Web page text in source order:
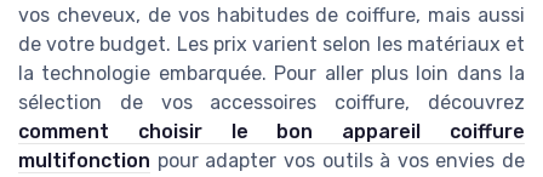
vos cheveux, de vos habitudes de coiffure, mais aussi
de votre budget. Les prix varient selon les matériaux et
la technologie embarquée. Pour aller plus loin dans la
sélection de vos accessoires coiffure, découvrez
comment choisir le bon appareil coiffure
multifonction pour adapter vos outils à vos envies de